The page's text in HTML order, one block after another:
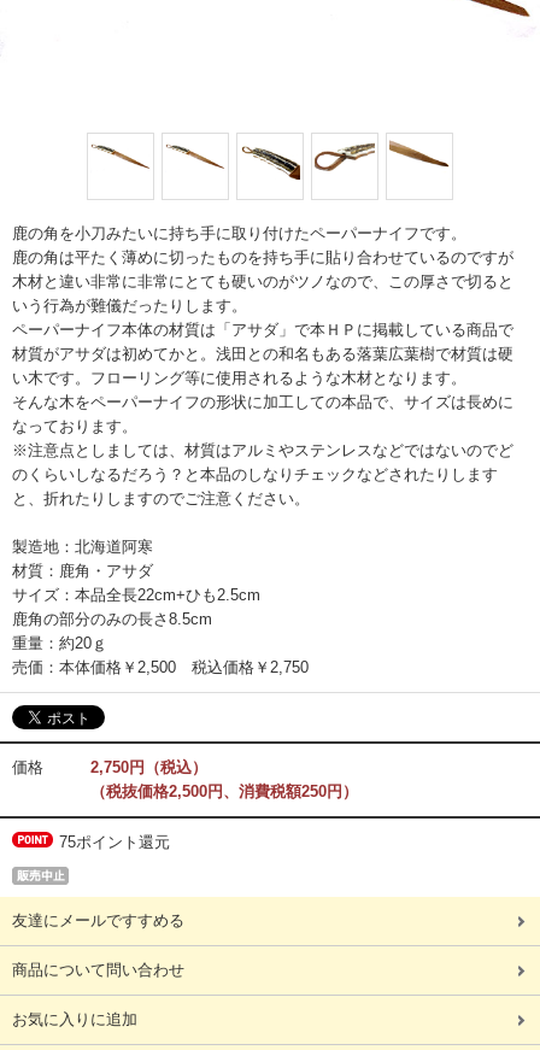
鹿の角を小刀みたいに持ち手に取り付けたペーパーナイフです。
鹿の角は平たく薄めに切ったものを持ち手に貼り合わせているのですが
木材と違い非常に非常にとても硬いのがツノなので、この厚さで切ると
いう行為が難儀だったりします。
ペーパーナイフ本体の材質は「アサダ」で本ＨＰに掲載している商品で
材質がアサダは初めてかと。浅田との和名もある落葉広葉樹で材質は硬
い木です。フローリング等に使用されるような木材となります。
そんな木をペーパーナイフの形状に加工しての本品で、サイズは長めに
なっております。
※注意点としましては、材質はアルミやステンレスなどではないのでど
のくらいしなるだろう？と本品のしなりチェックなどされたりします
と、折れたりしますのでご注意ください。
製造地：北海道阿寒
材質：鹿角・アサダ
サイズ：本品全長22cm+ひも2.5cm
鹿角の部分のみの長さ8.5cm
重量：約20ｇ
売価：本体価格￥2,500 税込価格￥2,750
価格
2,750円（税込）
（税抜価格2,500円、消費税額250円）
75ポイント還元
友達にメールですすめる
商品について問い合わせ
お気に入りに追加